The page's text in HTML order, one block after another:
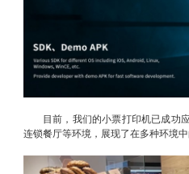
目前，我们的小票打印机已成功
连锁餐厅等环境，展现了在多种环境中